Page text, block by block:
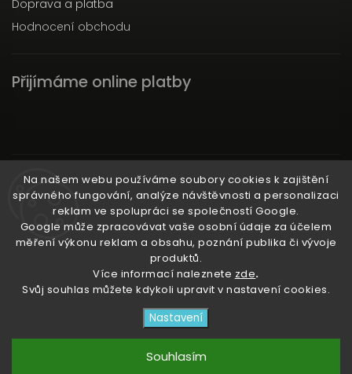
Na našem webu používáme soubory cookies k zajištění
správného fungování, analýze návštěvnosti a personalizaci
reklam ve spolupráci se společností Google.
Google může zpracovávat vaše osobní údaje za účelem
měření výkonu reklam a obsahu, poznání publika či vývoje
produktů.
Více informací naleznete zde.
Svůj souhlas můžete kdykoli upravit v nastavení cookies.
Nastavení
Souhlasím
Doprava a platba
Hodnocení obchodu
Přijímáme online platby
Instagram
Ať už ti nic neunikne!
3RACHAshop
vyhrazena.
Upravit nastavení cookies